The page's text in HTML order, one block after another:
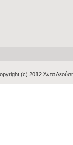
(c) 2012 Άντα